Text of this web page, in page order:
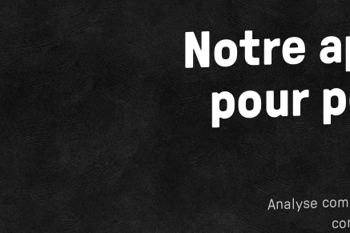
Notre
pour
Analyse